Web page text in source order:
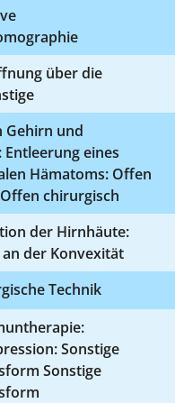
über die
Gehirn und
eines
Hämatoms: Offen
chirurgisch
der Hirnhäute:
der Konvexität
Technik
Sonstige
Sonstige